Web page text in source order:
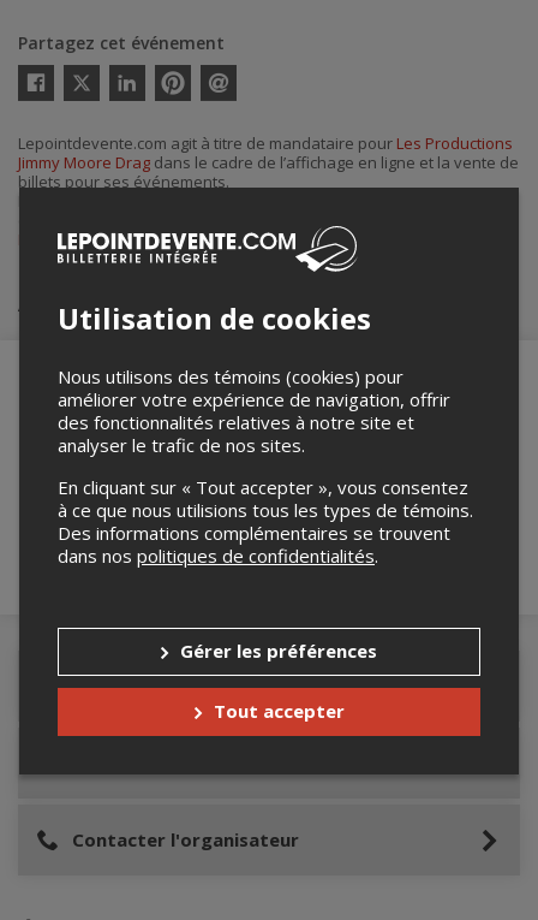
Partagez cet événement
Twitter
courriel
Lepointdevente.com agit à titre de mandataire pour Les Productions
Jimmy Moore Drag dans le cadre de l’affichage en ligne et la vente de
billets pour ses événements.
Moore Drag, àinfo@jimmymoore.ca.
Achat de billets
Merci de confirmer que vous n'êtes pas un
robot ci-bas.
Détails de l'événement
Contacter l'organisateur
Utilisation de cookies
Nous utilisons des témoins (cookies) pour
améliorer votre expérience de navigation, offrir
des fonctionnalités relatives à notre site et
analyser le trafic de nos sites.
En cliquant sur « Tout accepter », vous consentez
à ce que nous utilisions tous les types de témoins.
Des informations complémentaires se trouvent
dans nos politiques de confidentialités.
Gérer les préférences
Tout accepter